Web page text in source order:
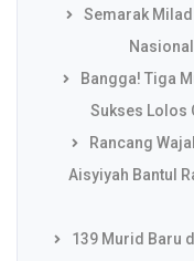
Semarak Milad
Bangga! Tiga
Sukses Lolos
Rancang
Aisyiyah Bantul
139 Murid Baru